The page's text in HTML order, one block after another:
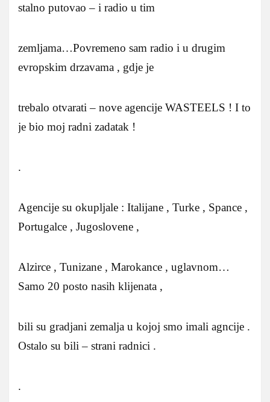
stalno putovao – i radio u tim
zemljama…Povremeno sam radio i u drugim
evropskim drzavama , gdje je
trebalo otvarati – nove agencije WASTEELS ! I to
je bio moj radni zadatak !
.
Agencije su okupljale : Italijane , Turke , Spance ,
Portugalce , Jugoslovene ,
Alzirce , Tunizane , Marokance , uglavnom…
Samo 20 posto nasih klijenata ,
bili su gradjani zemalja u kojoj smo imali agncije .
Ostalo su bili – strani radnici .
.